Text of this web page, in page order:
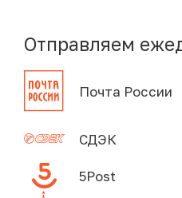
Отправляем
Почта России
СДЭК
5Post